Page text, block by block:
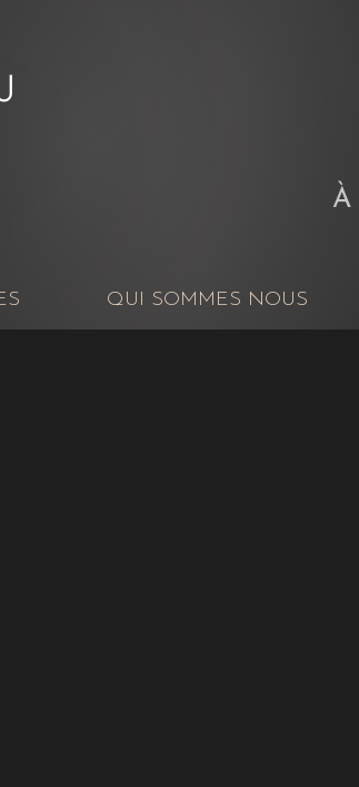
À
QUI SOMMES NOUS